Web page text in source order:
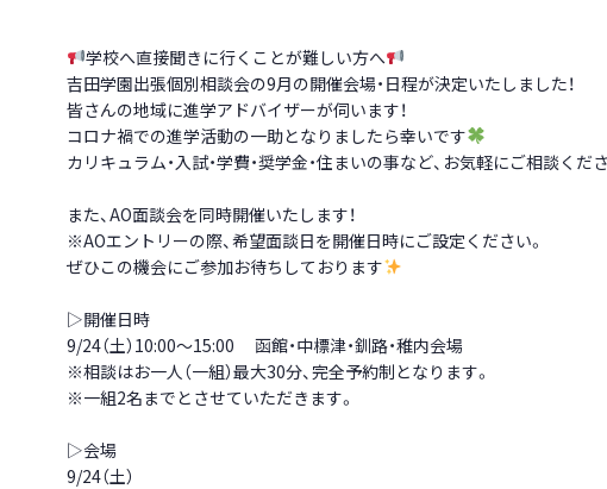
学校へ直接聞きに行くことが難しい方へ
吉田学園出張個別相談会の9月の開催会場・日程が決定いたしました！
皆さんの地域に進学アドバイザーが伺います！
コロナ禍での進学活動の一助となりましたら幸いです
カリキュラム・入試・学費・奨学金・住まいの事など、お気軽にご相談くださ
また、AO面談会を同時開催いたします！
※AOエントリーの際、希望面談日を開催日時にご設定ください。
ぜひこの機会にご参加お待ちしております
▷開催日時
9/24（土）10:00～15:00 函館・中標津・釧路・稚内会場
※相談はお一人（一組）最大30分、完全予約制となります。
※一組2名までとさせていただきます。
▷会場
9/24（土）